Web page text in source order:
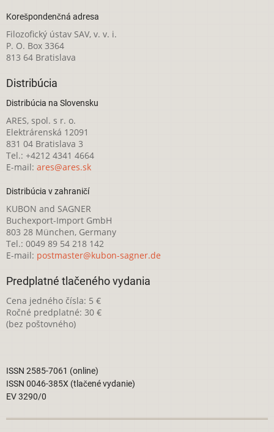
Korešpondenčná adresa
Filozofický ústav SAV, v. v. i.
P. O. Box 3364
813 64 Bratislava
Distribúcia
Distribúcia na Slovensku
ARES, spol. s r. o.
Elektrárenská 12091
831 04 Bratislava 3
Tel.: +4212 4341 4664
E-mail: ares@ares.sk
Distribúcia v zahraničí
KUBON and SAGNER
Buchexport-Import GmbH
803 28 München, Germany
Tel.: 0049 89 54 218 142
E-mail: postmaster@kubon-sagner.de
Predplatné tlačeného vydania
Cena jedného čísla: 5 €
Ročné predplatné: 30 €
(bez poštovného)
ISSN 2585-7061 (online)
ISSN 0046-385X (tlačené vydanie)
EV 3290/0